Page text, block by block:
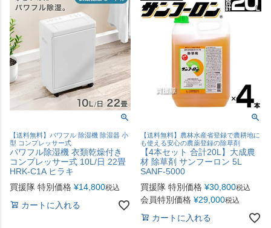
【送料無料】パワフル 除湿機 除湿器 小
型 コンプレッサー式
パワフル除湿機 衣類乾燥付き
コンプレッサー式 10L/日 22畳
HRK-C1A ヒラキ
買援隊 特別価格 ¥14,800税込
カートに入れる
【送料無料】農林水産省登録で農耕地に
も使える安心の農薬登録の除草剤
【4本セット 合計20L】大成農
材 除草剤 サンフーロン 5L
SANF-5000
買援隊 特別価格 ¥30,800税込
会員特別価格 ¥29,000税込
カートに入れる